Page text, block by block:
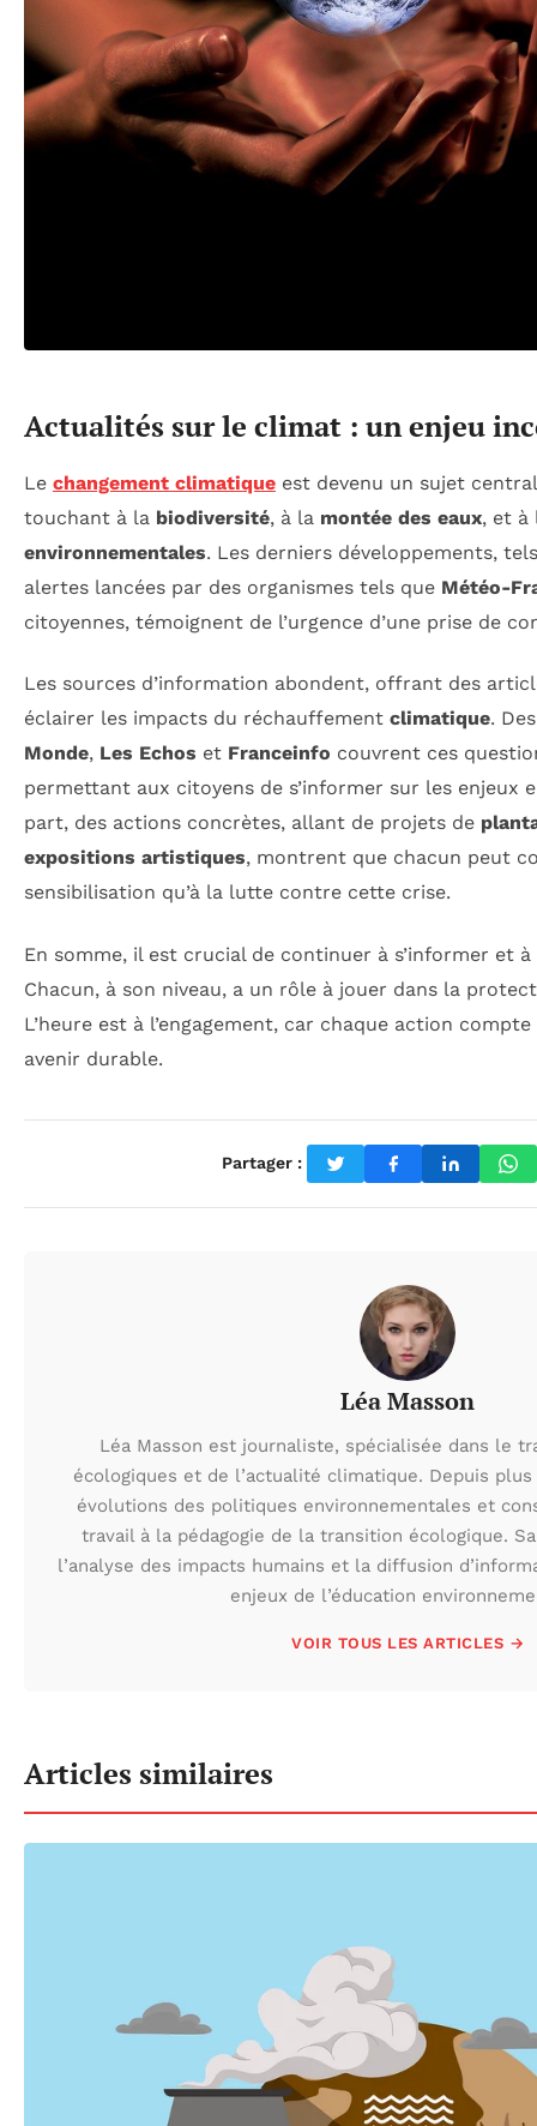
Actualités sur le climat : un enjeu
Le changement climatique est devenu un sujet
touchant à la biodiversité, à la montée des eaux, et à
environnementales. Les derniers développements,
alertes lancées par des organismes tels que Météo-
citoyennes, témoignent de l’urgence d’une prise de
Les sources d’information abondent, offrant des
éclairer les impacts du réchauffement climatique.
Monde, Les Echos et Franceinfo couvrent ces
permettant aux citoyens de s’informer sur les enjeux
part, des actions concrètes, allant de projets de
expositions artistiques, montrent que chacun peut
sensibilisation qu’à la lutte contre cette crise.
En somme, il est crucial de continuer à s’informer et
Chacun, à son niveau, a un rôle à jouer dans la
L’heure est à l’engagement, car chaque action
avenir durable.
Partager :
Léa Masson
Léa Masson est journaliste, spécialisée dans le
écologiques et de l’actualité climatique. Depuis
évolutions des politiques environnementales et
travail à la pédagogie de la transition écologique.
l’analyse des impacts humains et la diffusion
enjeux de l’éducation
VOIR TOUS LES ARTICLES →
Articles similaires